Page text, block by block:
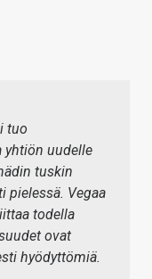
tuo
yhtiön uudelle
tuskin
pielessä. Vegaa
todella
ovat
hyödyttömiä.